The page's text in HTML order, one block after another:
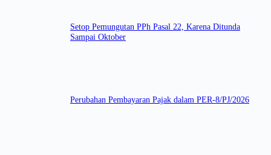
Setop Pemungutan PPh Pasal 22, Karena Ditunda
Sampai Oktober
Perubahan Pembayaran Pajak dalam PER-8/PJ/2026